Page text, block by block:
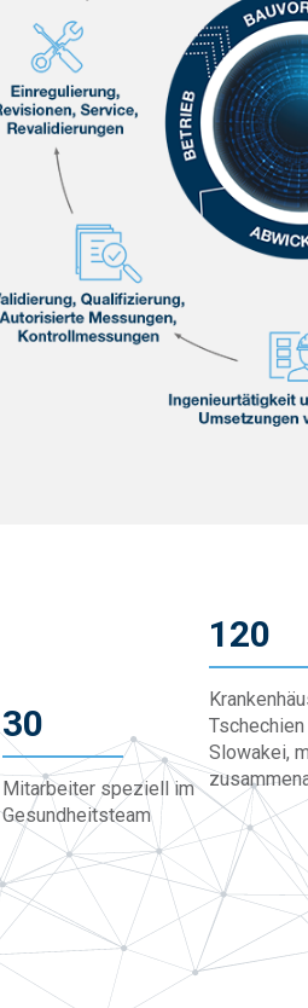
30
Mitarbeiter speziell im
Gesundheitsteam
120
Slowakei,